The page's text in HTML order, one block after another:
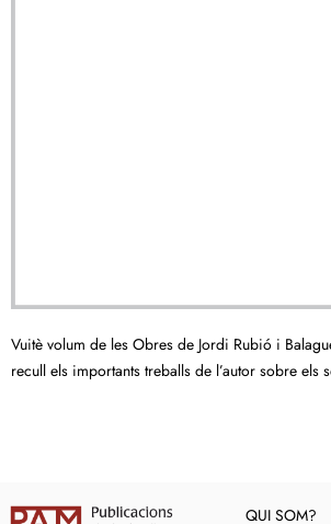
Vuitè volum de les Obres de Jordi Rubió i
recull els importants treballs de l’autor sobre els
QUI SOM?